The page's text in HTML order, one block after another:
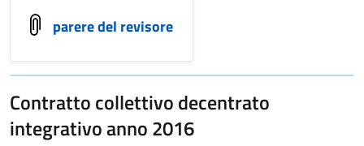
parere del revisore
Contratto collettivo decentrato
integrativo anno 2016